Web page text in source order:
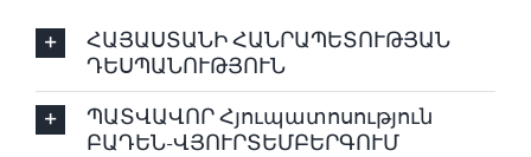
ՀԱՅԱՍՏԱՆԻ ՀԱՆՐԱՊԵՏՈՒԹՅԱՆ
ԴԵՍՊԱՆՈՒԹՅՈՒՆ
ՊԱՏՎԱՎՈՐ Հյուպատոսություն
ԲԱԴԵՆ-ՎՅՈՒՐՏԵՄԲԵՐԳՈՒՄ